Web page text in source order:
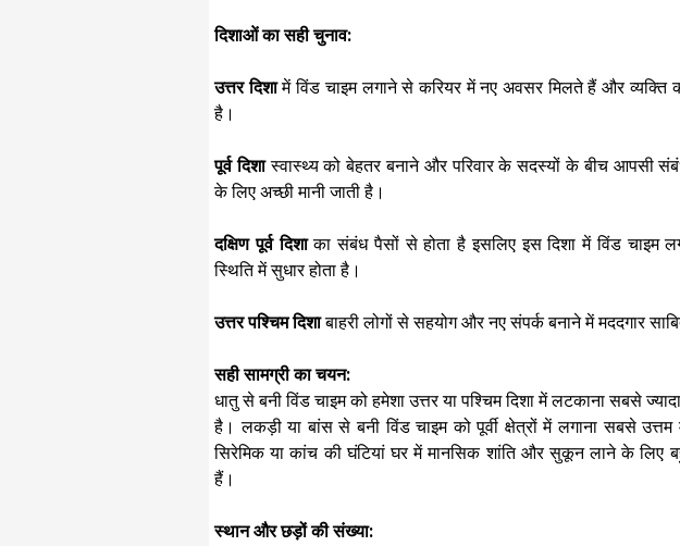
​दिशाओं का सही चुनाव:
​उत्तर दिशामें विंड चाइम लगाने से करियर में नए अवसर मिलते हैं और व्यक्ति
है। ​
पूर्व दिशास्वास्थ्य को बेहतर बनाने और परिवार के सदस्यों के बीच आपसी
के लिए अच्छी मानी जाती है। ​
दक्षिण पूर्व दिशाका संबंध पैसों से होता है इसलिए इस दिशा में विंड चाइम
स्थिति में सुधार होता है। ​
उत्तर पश्चिम दिशाबाहरी लोगों से सहयोग और नए संपर्क बनाने में मददगार
सही सामग्री का चयन:
​धातु से बनी विंड चाइम को हमेशा उत्तर या पश्चिम दिशा में लटकाना सबसे
है। लकड़ी या बांस से बनी विंड चाइम को पूर्वी क्षेत्रों में लगाना सबसे उत्तम
सिरेमिक या कांच की घंटियां घर में मानसिक शांति और सुकून लाने के लिए
हैं। ​
स्थान और छड़ों की संख्या: